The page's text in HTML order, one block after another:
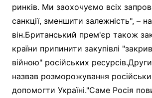
ринків. Ми заохочуємо всіх
санкції, зменшити залежність", –
він.Британський прем'єр також
країни припинити закупівлі
війною" російських
назвав розморожування
допомогти Україні."Саме Росія